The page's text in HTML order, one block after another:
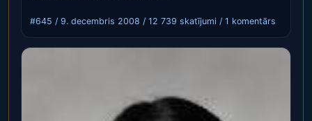
#645 / 9. decembris 2008 / 12 739 skatījumi / 1 komentārs